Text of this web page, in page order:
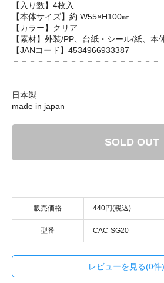
【入り数】4枚入
【本体サイズ】約 W55×H100㎜
【カラー】クリア
【素材】外装/PP、台紙・シール/紙、本
【JANコード】4534966933387
－－－－－－－－－－－－－－－－－－
日本製
made in japan
SOLD OUT
販売価格 440円(税込)
型番 CAC-SG20
レビューを見る(0件)